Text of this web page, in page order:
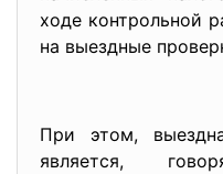
ходе контрольной
на выездные
При этом,
является,